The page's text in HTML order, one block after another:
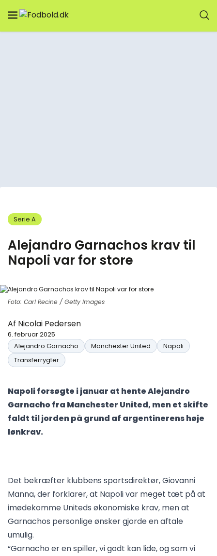
Serie A
Alejandro Garnachos krav til
Napoli var for store
Foto: Carl Recine / Getty Images
Af Nicolai Pedersen
6. februar 2025
Alejandro Garnacho
Manchester United
Napoli
Transferrygter
Napoli forsøgte i januar at hente Alejandro
Garnacho fra Manchester United, men et skifte
faldt til jorden på grund af argentinerens høje
lønkrav.
Det bekræfter klubbens sportsdirektør, Giovanni
Manna, der forklarer, at Napoli var meget tæt på at
imødekomme Uniteds økonomiske krav, men at
Garnachos personlige ønsker gjorde en aftale
umulig.
“Garnacho er en spiller, vi godt kan lide, og som vi